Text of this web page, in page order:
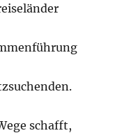
schafft,